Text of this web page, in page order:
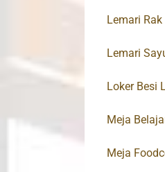
Lemari Rak
Lemari
Loker Besi
Meja
Meja